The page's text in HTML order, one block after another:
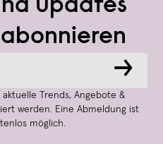
Updates
→
Trends, Angebote &
werden. Eine Abmeldung ist
möglich.